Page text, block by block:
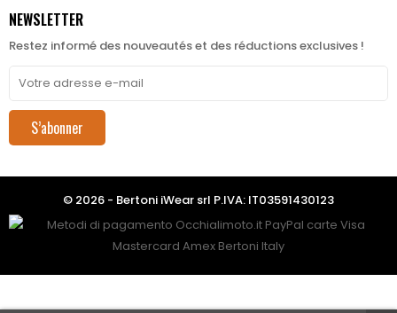
NEWSLETTER
Restez informé des nouveautés et des réductions exclusives !
S’abonner
© 2026 - Bertoni iWear srl P.IVA: IT03591430123